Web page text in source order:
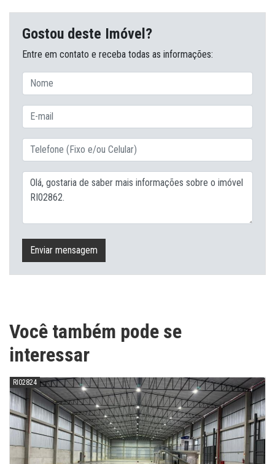
Gostou deste Imóvel?
Entre em contato e receba todas as informações:
Enviar mensagem
Você também pode se
interessar
RI02824